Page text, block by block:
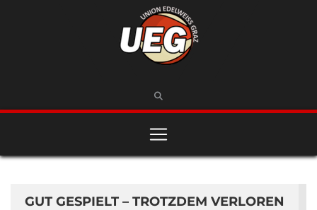
GUT GESPIELT – TROTZDEM VERLOREN